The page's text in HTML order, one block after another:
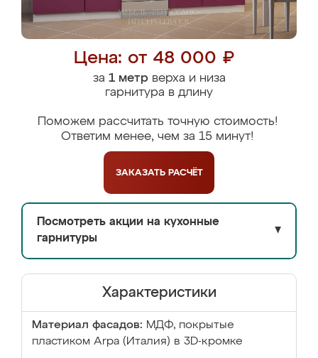
Цена: от 48 000 ₽
за 1 метрверха и низа
гарнитура в длину
Поможем рассчитать точную стоимость!
Ответим менее, чем за 15 минут!
ЗАКАЗАТЬ РАСЧЁТ
Посмотреть акции на кухонные
гарнитуры
▼
Характеристики
Материал фасадов: МДФ, покрытые
пластиком Arpa (Италия) в 3D-кромке